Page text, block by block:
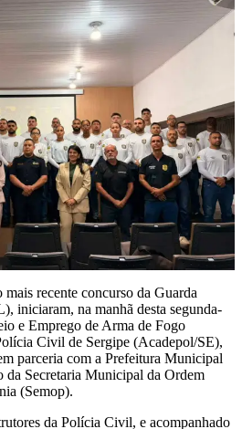
recente concurso da Guarda
iniciaram, na manhã desta segunda-
e Emprego de Arma de Fogo
Civil de Sergipe (Acadepol/SE),
parceria com a Prefeitura Municipal
Secretaria Municipal da Ordem
(Semop).
da Polícia Civil, e acompanhado